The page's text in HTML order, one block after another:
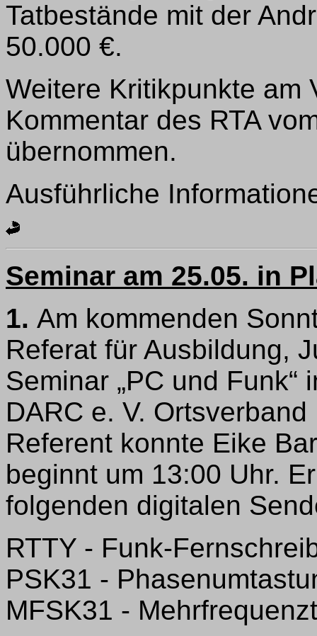
Tatbestände mit der
50.000 €.
Weitere Kritikpunkte am
Kommentar des RTA
übernommen.
Ausführliche
Seminar am 25.05. in
1. Am kommenden
Referat für Ausbildung,
Seminar „PC und
DARC e. V.
Referent konnte Eike
beginnt um 13:00 Uhr.
folgenden digitalen
RTTY - Funk-
PSK31 -
MFSK31 -